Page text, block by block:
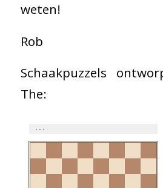
weten!
Rob
Schaakpuzzels
The: